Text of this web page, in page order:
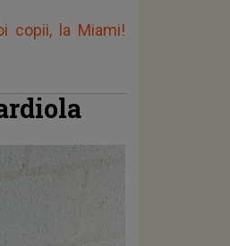
copii, la Miami!